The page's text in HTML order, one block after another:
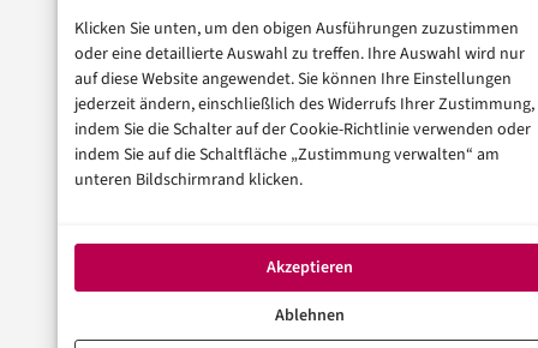
Klicken Sie unten, um den obigen Ausführungen zuzustimmen
oder eine detaillierte Auswahl zu treffen. Ihre Auswahl wird nur
auf diese Website angewendet. Sie können Ihre Einstellungen
jederzeit ändern, einschließlich des Widerrufs Ihrer Zustimmung,
indem Sie die Schalter auf der Cookie-Richtlinie verwenden oder
indem Sie auf die Schaltfläche „Zustimmung verwalten“ am
unteren Bildschirmrand klicken.
Akzeptieren
Ablehnen